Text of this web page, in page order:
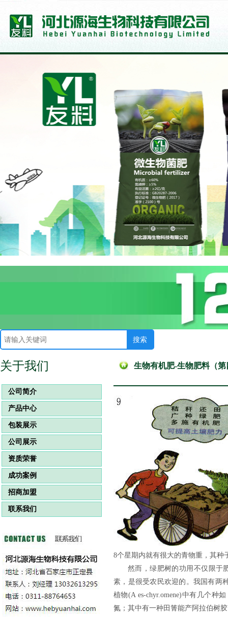
关于我们
公司简介
产品中心
包装展示
公司展示
资质荣誉
成功案例
招商加盟
联系我们
生物有机肥-生物肥料（
8个星期内就有很大的青物重，其种
然而，绿肥树的功用不仅限于
素，是很受农民欢迎的。我国有两
植物(A es-chyr.omene)中有几个种
氮；其中有一种田箐能产阿拉伯树